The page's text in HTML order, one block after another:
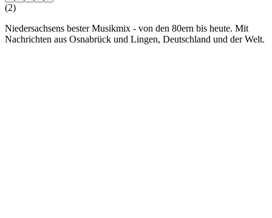
(2)
Niedersachsens bester Musikmix - von den 80ern bis heute. Mit
Nachrichten aus Osnabrück und Lingen, Deutschland und der Welt.